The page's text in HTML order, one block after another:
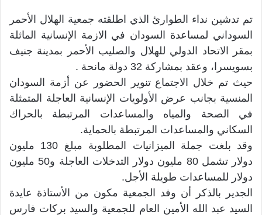
تم تدشين نداء الطوارئ الذي اطلقته جمعية الهلال الأحمر
السوداني لمساعدة السودان في الازمة الإنسانية الماثلة
بمقر الاتحاد الدولي للهلال والصليب الأحمر بمدينة جنيف
بسويسرا، وعقد بمشاركة 32 دولة مانحة .
حيث تم خلال الاجتماع تنوير الحضور عن أزمة السودان
المنسية بجانب عرض الأولويات الإنسانية العاجلة المتمثلة
في الصحة والمياه والمساعدات المرتبطة بالحراك
السكاني والمساعدات المرتبطة بالحماية.
وقد بلغت جملة الميزانيات المطلوبة مبلغ 130 مليون
دولار تشمل 80 مليون دولار التدخلات العاجلة و50 مليون
دولار للمساعدات طويلة الأجل.
الجدير بالذكر أن وفد الجمعية مكون من الأستاذة عايدة
السيد عبد الله الأمين العام للجمعية والسيد بركات فارس